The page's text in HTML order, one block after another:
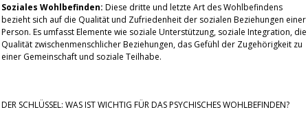
Soziales Wohlbefinden: Diese dritte und letzte Art des Wohlbefindens
bezieht sich auf die Qualität und Zufriedenheit der sozialen Beziehungen einer
Person. Es umfasst Elemente wie soziale Unterstützung, soziale Integration, die
Qualität zwischenmenschlicher Beziehungen, das Gefühl der Zugehörigkeit zu
einer Gemeinschaft und soziale Teilhabe.
DER SCHLÜSSEL: WAS IST WICHTIG FÜR DAS PSYCHISCHES WOHLBEFINDEN?